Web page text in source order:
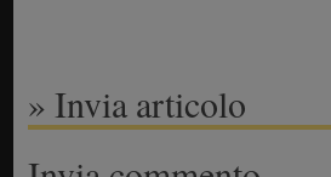
» Invia articolo